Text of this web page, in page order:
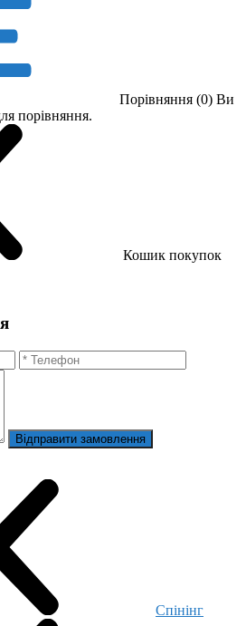
Порівняння (0) Ви
порівняння.
Кошик покупок
Відправити замовлення
Спінінг